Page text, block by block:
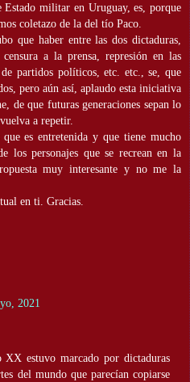
Estado militar en Uruguay, es, porque
coletazo de la del tío Paco.
que haber entre las dos dictaduras,
a la prensa, represión en las
partidos políticos, etc. etc., se, que
pero aún así, aplaudo esta iniciativa
de que futuras generaciones sepan lo
a repetir.
es entretenida y que tiene mucho
los personajes que se recrean en la
muy interesante y no me la
en ti. Gracias.
2021
estuvo marcado por dictaduras
del mundo que parecían copiarse